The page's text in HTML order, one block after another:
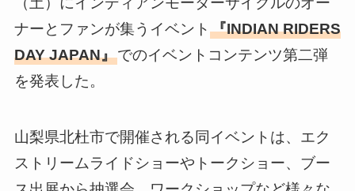
ナーとファンが集うイベント 『INDIAN RIDERS
DAY JAPAN』でのイベントコンテンツ第二弾
を発表した。
山梨県北杜市で開催される同イベントは、エク
ストリームライドショーやトークショー、ブー